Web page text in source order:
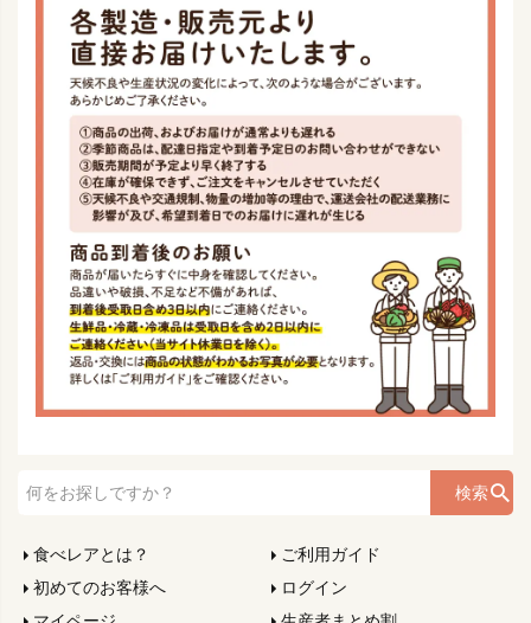
検索
食べレアとは？
ご利用ガイド
初めてのお客様へ
ログイン